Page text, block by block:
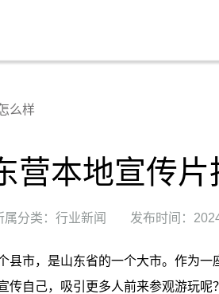
么样
营本地宣传片
属分类：行业新闻 发布时间：
县市，是山东省的一个大市。作为
自己，吸引更多人前来参观游玩呢